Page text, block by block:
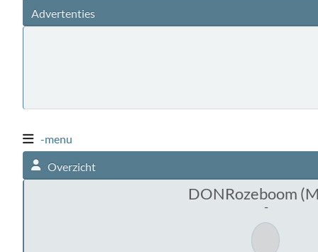
Advertenties
-menu
Overzicht
DONRozeboom
-